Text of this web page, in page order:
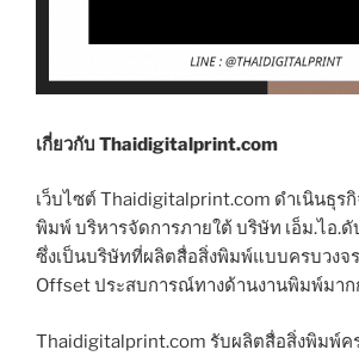
เกี่ยวกับ Thaidigitalprint.com
เว็บไซต์ Thaidigitalprint.com ดำเนินธุร
พิมพ์ บริหารจัดการภายใต้ บริษัท เอ็ม.ไอ.ดั
ซึ่งเป็นบริษัทที่ผลิตสื่อสิ่งพิมพ์แบบครบวงจ
Offset ประสบการณ์ทางด้านงานพิมพ์มาก
Thaidigitalprint.com รับผลิตสื่อสิ่งพิมพ์ค